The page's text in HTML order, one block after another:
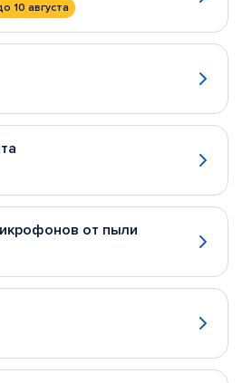
10 августа
от пыли